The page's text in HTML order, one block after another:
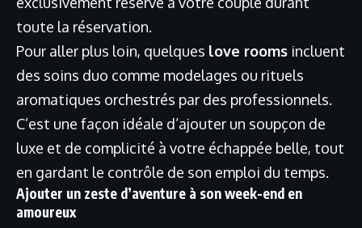
toute la réservation.
Pour aller plus loin, quelques love rooms incluent
des soins duo comme modelages ou rituels
aromatiques orchestrés par des professionnels.
C’est une façon idéale d’ajouter un soupçon de
luxe et de complicité à votre échappée belle, tout
en gardant le contrôle de son emploi du temps.
Ajouter un zeste d’aventure à son week-end en
amoureux